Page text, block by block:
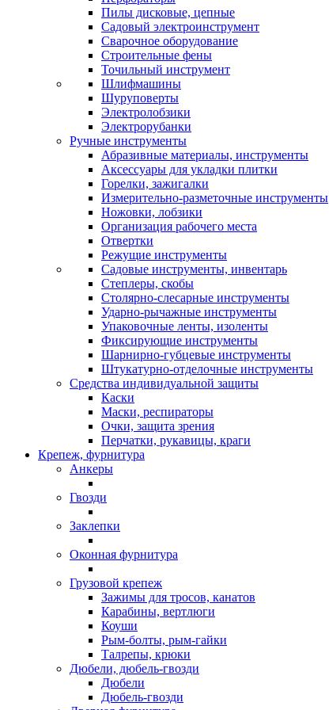
Пилы дисковые, цепные
Садовый электроинструмент
Сварочное оборудование
Строительные фены
Точильный инструмент
Шлифмашины
Шуруповерты
Электролобзики
Электрорубанки
Ручные инструменты
Абразивные материалы, инструменты
Аксессуары для укладки плитки
Горелки, зажигалки
Измерительно-разметочные инструменты
Ножовки, лобзики
Организация рабочего места
Отвертки
Режущие инструменты
Садовые инструменты, инвентарь
Степлеры, скобы
Столярно-слесарные инструменты
Ударно-рычажные инструменты
Упаковочные ленты, изоленты
Фиксирующие инструменты
Шарнирно-губцевые инструменты
Штукатурно-отделочные инструменты
Средства индивидуальной защиты
Каски
Маски, респираторы
Очки, защита зрения
Перчатки, рукавицы, краги
Крепеж, фурнитура
Анкеры
Гвозди
Заклепки
Оконная фурнитура
Грузовой крепеж
Зажимы для тросов, канатов
Карабины, вертлюги
Коуши
Рым-болты, рым-гайки
Талрепы, крюки
Дюбели, дюбель-гвозди
Дюбели
Дюбель-гвозди